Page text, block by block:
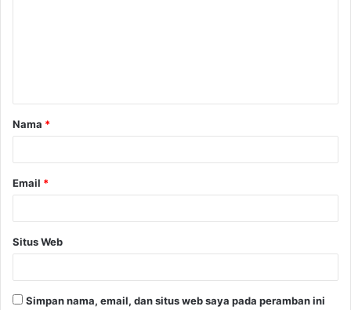
Nama *
Email *
Situs Web
Simpan nama, email, dan situs web saya pada peramban ini